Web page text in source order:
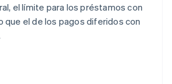
el límite para los préstamos con
que el de los pagos diferidos con